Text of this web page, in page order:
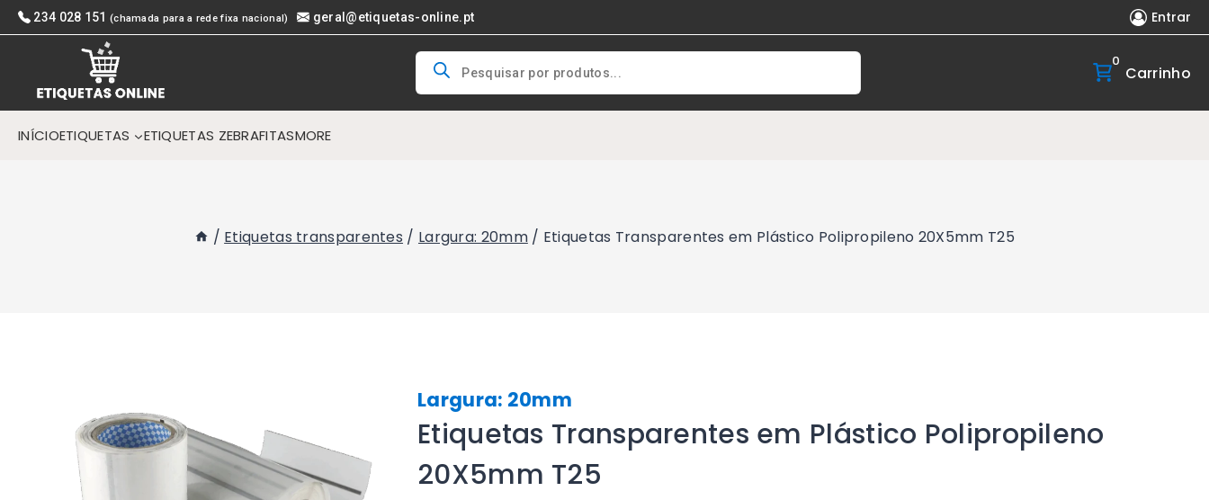
Skip
to
234 028 151 (chamada para a rede fixa nacional) geral@etiquetas-online.pt Entrar
Products
search
0
Carrinho
INÍCIOETIQUETAS ETIQUETAS ZEBRAFITASMORE
/ Etiquetas transparentes / Largura: 20mm / Etiquetas Transparentes em Plástico Polipropileno 20X5mm T25
Largura: 20mm
Etiquetas Transparentes em Plástico Polipropileno
20X5mm T25